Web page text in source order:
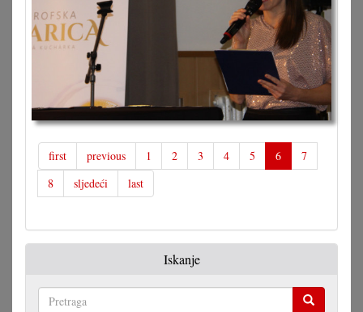
first previous 1 2 3 4 5 6
7
8
sljedeći last
Iskanje